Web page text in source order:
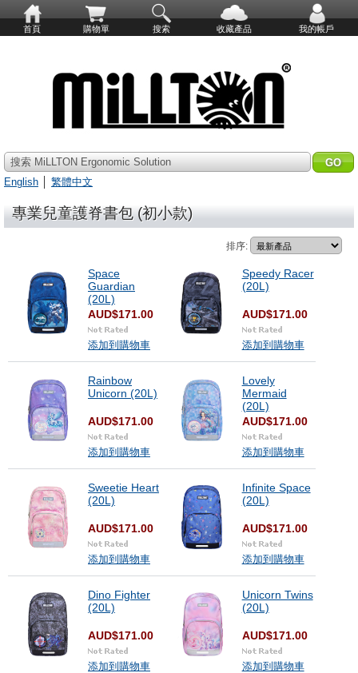
首頁 購物單 搜索 收藏產品 我的帳戶
搜索 MiLLTON Ergonomic Solution
English
繁體中文
專業兒童護脊書包 (初小款)
排序:
Space
Guardian
(20L)
AUD$171.00
添加到購物車
Speedy Racer
(20L)
AUD$171.00
添加到購物車
Rainbow
Unicorn (20L)
AUD$171.00
添加到購物車
Lovely
Mermaid
(20L)
AUD$171.00
添加到購物車
Sweetie Heart
(20L)
AUD$171.00
添加到購物車
Infinite Space
(20L)
AUD$171.00
添加到購物車
Dino Fighter
(20L)
AUD$171.00
添加到購物車
Unicorn Twins
(20L)
AUD$171.00
添加到購物車